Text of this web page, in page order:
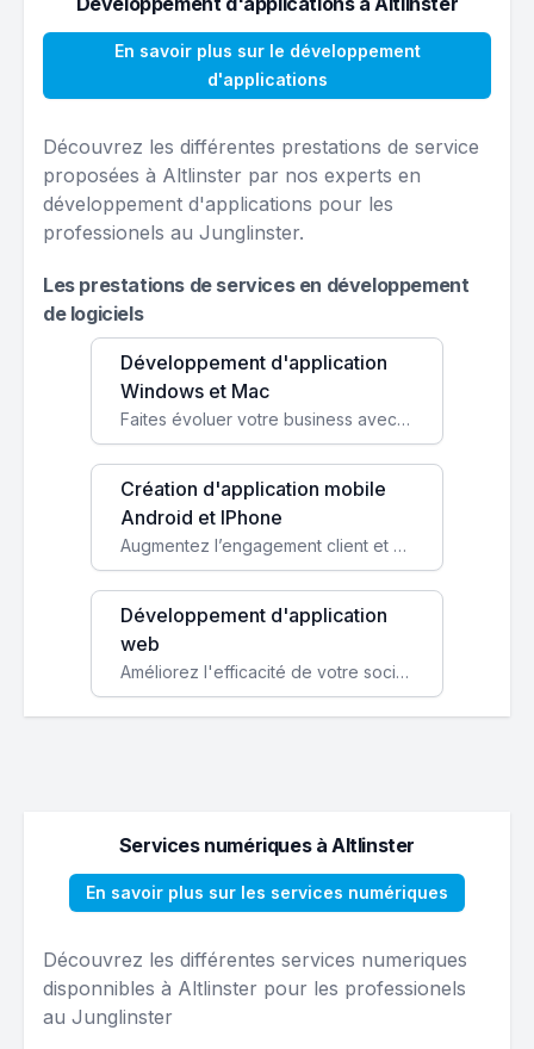
En savoir plus sur le développement
d'applications
Découvrez les différentes prestations de service
proposées à Altlinster par nos experts en
développement d'applications pour les
professionels au Junglinster.
Les prestations de services en développement
de logiciels
Développement d'application
Windows et Mac
Faites évoluer votre business avec des solutions logicielles personnalisées, parfaitement adaptées à vos besoins spécifiques.
Création d'application mobile
Android et IPhone
Augmentez l’engagement client et simplifiez vos processus avec une application mobile sur mesure, disponible sur iOS et Android.
Développement d'application
web
Améliorez l'efficacité de votre société avec une application web personnalisée accessible partout et tout le temps.
Services numériques à Altlinster
En savoir plus sur les services numériques
Découvrez les différentes services numeriques
disponnibles à Altlinster pour les professionels
au Junglinster